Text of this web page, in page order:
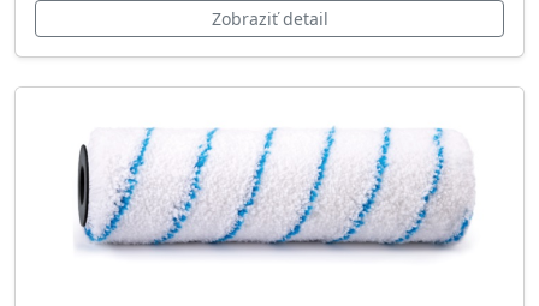
Zobraziť detail